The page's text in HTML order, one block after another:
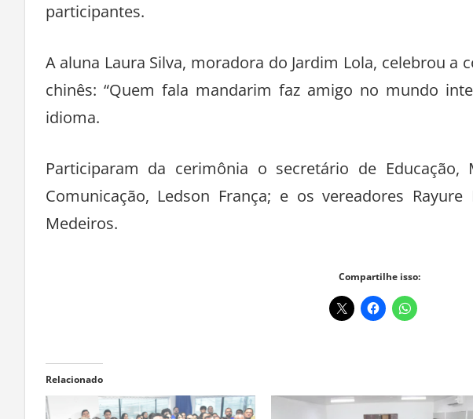
participantes.
A aluna Laura Silva, moradora do Jardim Lola, celebrou a
chinês: “Quem fala mandarim faz amigo no mundo
idioma.
Participaram da cerimônia o secretário de
Comunicação, Ledson França; e os vereadores
Medeiros.
Compartilhe isso:
Relacionado